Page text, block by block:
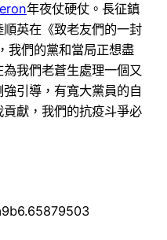
年夜仗硬仗。長征鎮
英在《致老友們的一封
我們的黨和當局正想盡
我們老蒼生處理一個又
引導，有寬大黨員的自
獻，我們的抗疫斗爭必